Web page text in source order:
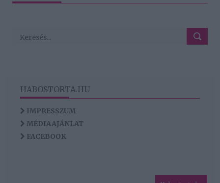
HABOSTORTA.HU
IMPRESSZUM
MÉDIAAJÁNLAT
FACEBOOK